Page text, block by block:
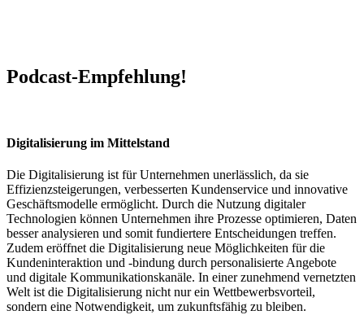
Podcast-Empfehlung!
Digitalisierung im Mittelstand
Die Digitalisierung ist für Unternehmen unerlässlich, da sie
Effizienzsteigerungen, verbesserten Kundenservice und innovative
Geschäftsmodelle ermöglicht. Durch die Nutzung digitaler
Technologien können Unternehmen ihre Prozesse optimieren, Daten
besser analysieren und somit fundiertere Entscheidungen treffen.
Zudem eröffnet die Digitalisierung neue Möglichkeiten für die
Kundeninteraktion und -bindung durch personalisierte Angebote
und digitale Kommunikationskanäle. In einer zunehmend vernetzten
Welt ist die Digitalisierung nicht nur ein Wettbewerbsvorteil,
sondern eine Notwendigkeit, um zukunftsfähig zu bleiben.